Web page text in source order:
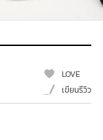
LOVE
เขียนรีวิว